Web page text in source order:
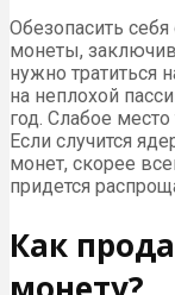
Обезопасить
монеты,
нужно тратиться
на неплохой
год. Слабое место
Если случится
монет, скорее
придется
Как